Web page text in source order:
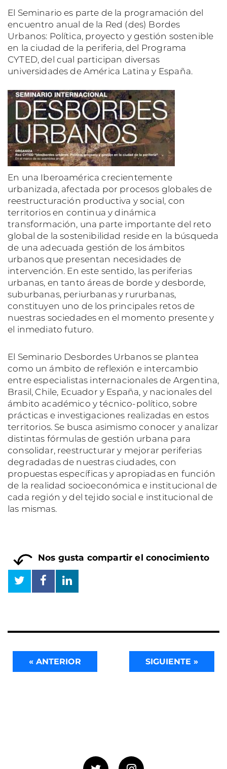
El Seminario es parte de la programación del
encuentro anual de la Red (des) Bordes
Urbanos: Política, proyecto y gestión sostenible
en la ciudad de la periferia, del Programa
CYTED, del cual participan diversas
universidades de América Latina y España.
En una Iberoamérica crecientemente
urbanizada, afectada por procesos globales de
reestructuración productiva y social, con
territorios en continua y dinámica
transformación, una parte importante del reto
global de la sostenibilidad reside en la búsqueda
de una adecuada gestión de los ámbitos
urbanos que presentan necesidades de
intervención. En este sentido, las periferias
urbanas, en tanto áreas de borde y desborde,
suburbanas, periurbanas y rururbanas,
constituyen uno de los principales retos de
nuestras sociedades en el momento presente y
el inmediato futuro.
El Seminario Desbordes Urbanos se plantea
como un ámbito de reflexión e intercambio
entre especialistas internacionales de Argentina,
Brasil, Chile, Ecuador y España, y nacionales del
ámbito académico y técnico-político, sobre
prácticas e investigaciones realizadas en estos
territorios. Se busca asimismo conocer y analizar
distintas fórmulas de gestión urbana para
consolidar, reestructurar y mejorar periferias
degradadas de nuestras ciudades, con
propuestas específicas y apropiadas en función
de la realidad socioeconómica e institucional de
cada región y del tejido social e institucional de
las mismas.
Nos gusta compartir el conocimiento
« ANTERIOR SIGUIENTE »